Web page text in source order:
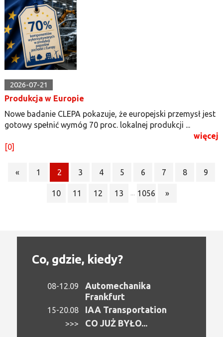
2026-07-21
Produkcja w Europie
Nowe badanie CLEPA pokazuje, że europejski przemysł jest
gotowy spełnić wymóg 70 proc. lokalnej produkcji ...
więcej
[0]
« 1 2 3 4 5 6 7 8 9
10 11 12 13 1056 »
Co, gdzie, kiedy?
08-12.09
Automechanika
Frankfurt
15-20.08 IAA Transportation
>>> CO JUŻ BYŁO...